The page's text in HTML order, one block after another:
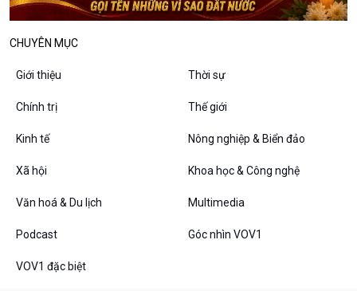
VOV1 đặc biệt
Chân dung cuộc sống
Các chương trình đặc biệt
CHUYÊN MỤC
Giới thiệu Thời sự
Chính trị Thế giới
Kinh tế Nông nghiệp & Biển đảo
Xã hội Khoa học & Công nghệ
Văn hoá & Du lịch Multimedia
Podcast Góc nhìn VOV1
VOV1 đặc biệt